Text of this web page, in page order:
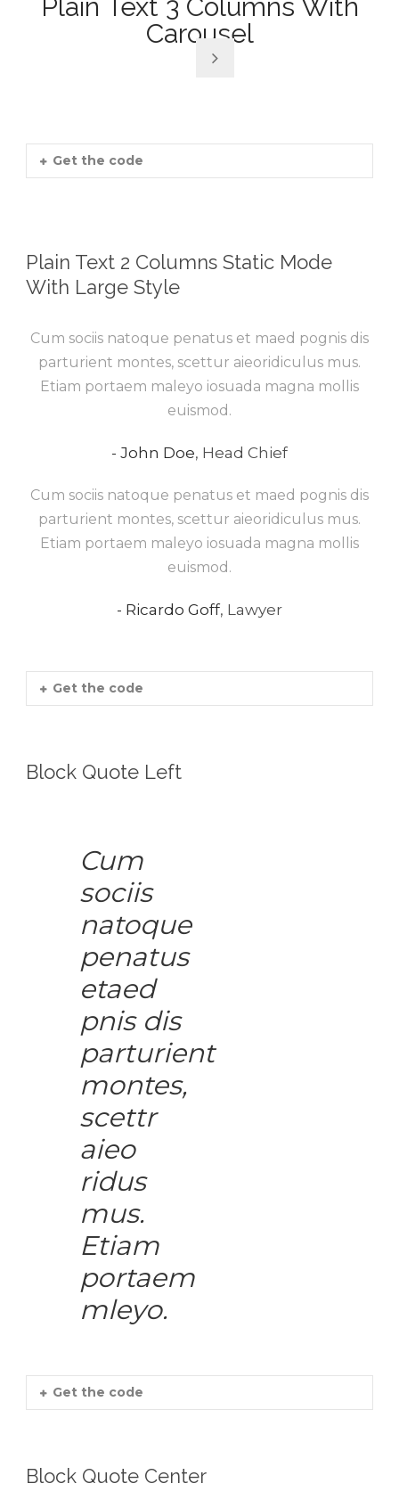
Plain Text 3 Columns With
Carousel
Get the code
Plain Text 2 Columns Static Mode
With Large Style
Cum sociis natoque penatus et maed pognis dis
parturient montes, scettur aieoridiculus mus.
Etiam portaem maleyo iosuada magna mollis
euismod.
John Doe, Head Chief
Cum sociis natoque penatus et maed pognis dis
parturient montes, scettur aieoridiculus mus.
Etiam portaem maleyo iosuada magna mollis
euismod.
Ricardo Goff, Lawyer
Get the code
Block Quote Left
Cum
sociis
natoque
penatus
etaed
pnis dis
parturient
montes,
scettr
aieo
ridus
mus.
Etiam
portaem
mleyo.
Get the code
Block Quote Center